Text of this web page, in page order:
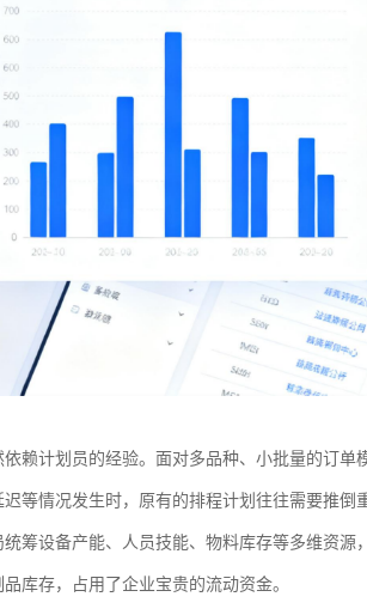
赖计划员的经验。面对多品种、小批量的订
等情况发生时，原有的排程计划往往需要推倒
筹设备产能、人员技能、物料库存等多维资
库存，占用了企业宝贵的流动资金。